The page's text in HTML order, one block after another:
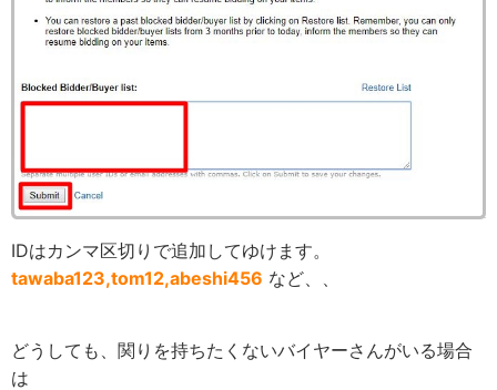
IDはカンマ区切りで追加してゆけます。
tawaba123,tom12,abeshi456 など、、
どうしても、関りを持ちたくないバイヤーさんがいる場合
は